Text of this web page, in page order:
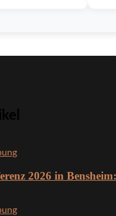
2026 in